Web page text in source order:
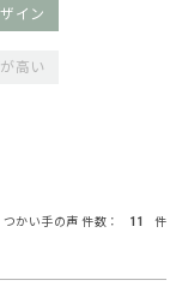
イン
高い
つかい手の声 件数： 11 件